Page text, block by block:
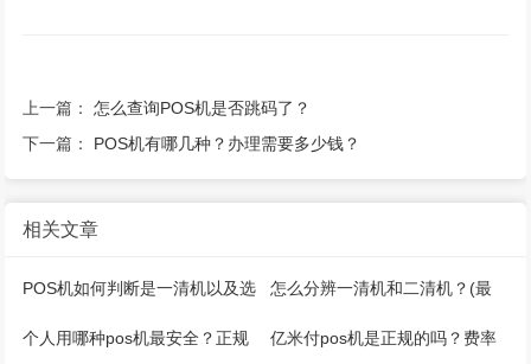
上一篇：怎么查询POS机是否跳码了？
下一篇： POS机有哪几种？办理需要多少钱？
相关文章
POS机如何判断是一清机以及选
择一清机原因
怎么分辨一清机和二清机？(最
新解说)
个人用哪种pos机最安全？正规
亿米付pos机是正规的吗？费率